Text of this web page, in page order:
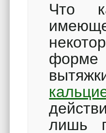
Что
форме
лишь